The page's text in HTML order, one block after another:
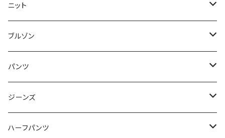
50/XL～
48/L
50/XL～
46/M
48/L
50/XL～
～44/S
46/M
48/L
50/XL～
ニット
～44/S
46/M
48/L
50/XL～
ブルゾン
～44/S
46/M
48/L
パンツ
～44/S
46/M
ジーンズ
～44/S
ハーフパンツ